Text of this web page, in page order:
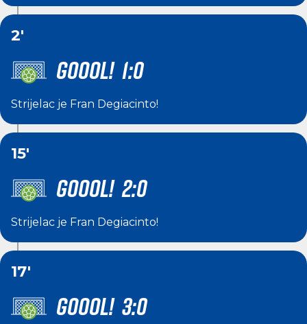
2'
GOOOL! 1:0
Strijelac je Fran Degiacinto!
15'
GOOOL! 2:0
Strijelac je Fran Degiacinto!
17'
GOOOL! 3:0